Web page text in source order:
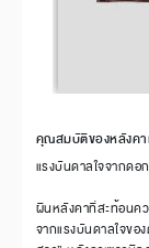
คุณสมบัติของหลังคา
แรงบันดาลใจจากด
ผืนหลังคาที่สะท้อนค
จากแรงบันดาลใจข